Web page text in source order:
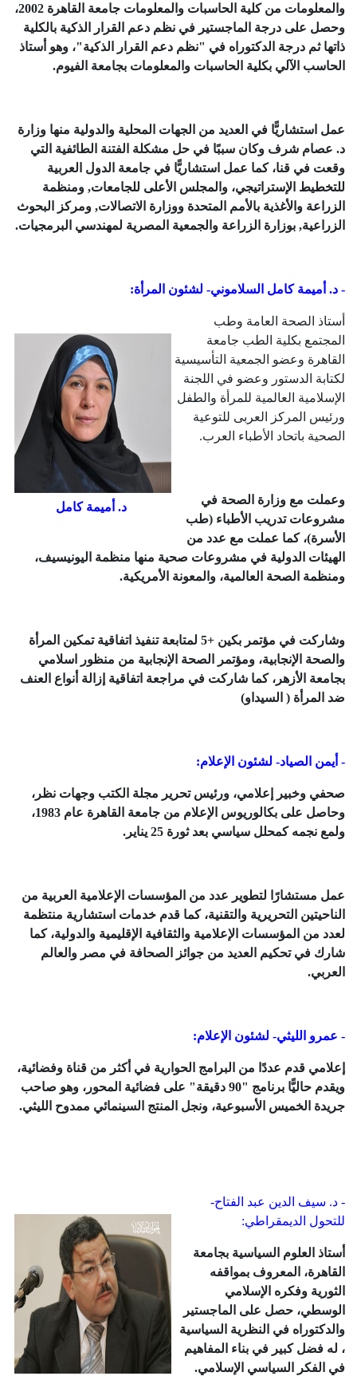
والمعلومات من كلية الحاسبات والمعلومات جامعة القاهرة 2002،
وحصل على درجة الماجستير في نظم دعم القرار الذكية بالكلية
ذاتها ثم درجة الدكتوراه في "نظم دعم القرار الذكية"، وهو أستاذ
الحاسب الآلي بكلية الحاسبات والمعلومات بجامعة الفيوم.
عمل استشاريًّا في العديد من الجهات المحلية والدولية منها وزارة
د. عصام شرف وكان سببًا في حل مشكلة الفتنة الطائفية التي
وقعت في قنا، كما عمل استشاريًّا في جامعة الدول العربية
للتخطيط الإستراتيجي، والمجلس الأعلى للجامعات, ومنظمة
الزراعة والأغذية بالأمم المتحدة ووزارة الاتصالات, ومركز البحوث
الزراعية, بوزارة الزراعة والجمعية المصرية لمهندسي البرمجيات.
- د. أميمة كامل السلاموني- لشئون المرأة:
د. أميمة كامل
أستاذ الصحة العامة وطب
المجتمع بكلية الطب جامعة
القاهرة وعضو الجمعية التأسيسية
لكتابة الدستور وعضو في اللجنة
الإسلامية العالمية للمرأة والطفل
ورئيس المركز العربى للتوعية
الصحية باتحاد الأطباء العرب.
وعملت مع وزارة الصحة في
مشروعات تدريب الأطباء (طب
الأسرة)، كما عملت مع عدد من
الهيئات الدولية في مشروعات صحية منها منظمة اليونيسيف،
ومنظمة الصحة العالمية، والمعونة الأمريكية.
وشاركت في مؤتمر بكين +5 لمتابعة تنفيذ اتفاقية تمكين المرأة
والصحة الإنجابية، ومؤتمر الصحة الإنجابية من منظور اسلامي
بجامعة الأزهر، كما شاركت في مراجعة اتفاقية إزالة أنواع العنف
ضد المرأة ( السيداو)
- أيمن الصياد- لشئون الإعلام:
صحفي وخبير إعلامي، ورئيس تحرير مجلة الكتب وجهات نظر،
وحاصل على بكالوريوس الإعلام من جامعة القاهرة عام 1983،
ولمع نجمه كمحلل سياسي بعد ثورة 25 يناير.
عمل مستشارًا لتطوير عدد من المؤسسات الإعلامية العربية من
الناحيتين التحريرية والتقنية، كما قدم خدمات استشارية منتظمة
لعدد من المؤسسات الإعلامية والثقافية الإقليمية والدولية، كما
شارك في تحكيم العديد من جوائز الصحافة في مصر والعالم
العربي.
- عمرو الليثي- لشئون الإعلام:
إعلامي قدم عددًا من البرامج الحوارية في أكثر من قناة وفضائية،
ويقدم حاليًّا برنامج "90 دقيقة" على فضائية المحور، وهو صاحب
جريدة الخميس الأسبوعية، ونجل المنتج السينمائي ممدوح الليثي.
- د. سيف الدين عبد الفتاح-
للتحول الديمقراطي:
أستاذ العلوم السياسية بجامعة
القاهرة، المعروف بمواقفه
الثورية وفكره الإسلامي
الوسطي، حصل على الماجستير
والدكتوراه في النظرية السياسية
، له فضل كبير في بناء المفاهيم
في الفكر السياسي الإسلامي.